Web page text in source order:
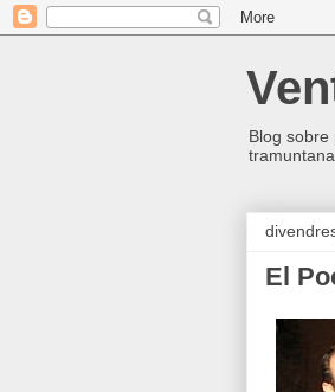
Blog
tramuntana.
El